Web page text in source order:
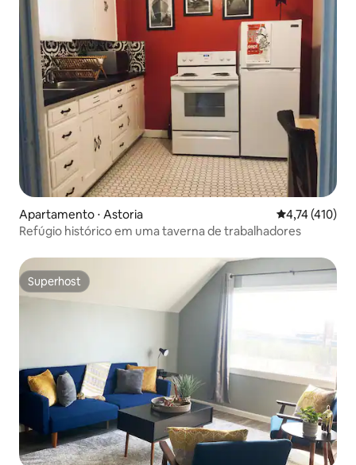
Apartamento ⋅ Astoria 4,74 de uma
4,74 (410)
Refúgio histórico em uma taverna de trabalhadores
Superhost
Superhost